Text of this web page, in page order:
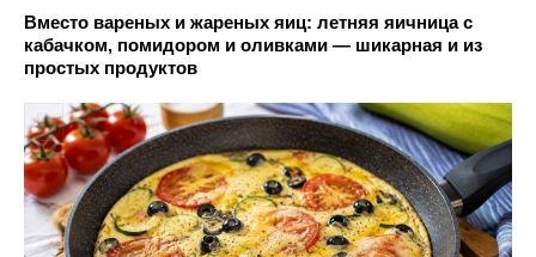
Вместо вареных и жареных яиц: летняя яичница с
кабачком, помидором и оливками — шикарная и из
простых продуктов